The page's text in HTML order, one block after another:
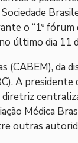
o “1º
último dia 11
da
A presidente
diretriz
Médica
outras